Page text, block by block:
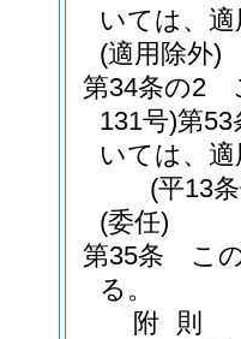
いては、
(適用除外)
第34条の2
131号)第53
いては、
(平13
(委任)
第35条
こ
る。
附 則